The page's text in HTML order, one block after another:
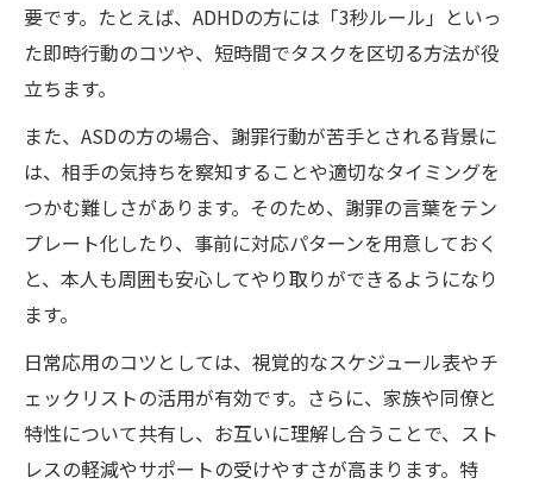
要です。たとえば、ADHDの方には「3秒ルール」といっ
た即時行動のコツや、短時間でタスクを区切る方法が役
立ちます。
また、ASDの方の場合、謝罪行動が苦手とされる背景に
は、相手の気持ちを察知することや適切なタイミングを
つかむ難しさがあります。そのため、謝罪の言葉をテン
プレート化したり、事前に対応パターンを用意しておく
と、本人も周囲も安心してやり取りができるようになり
ます。
日常応用のコツとしては、視覚的なスケジュール表やチ
ェックリストの活用が有効です。さらに、家族や同僚と
特性について共有し、お互いに理解し合うことで、スト
レスの軽減やサポートの受けやすさが高まります。特